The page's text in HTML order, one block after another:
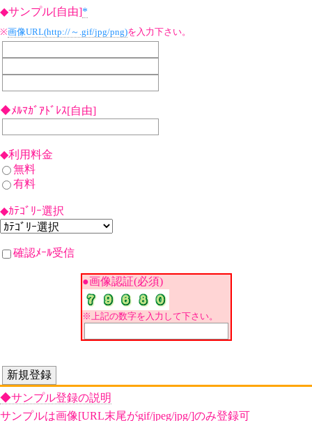
◆サンプル[自由]*
※画像URL(http://～.gif/jpg/png)を入力下さい。
◆ﾒﾙﾏｶﾞｱﾄﾞﾚｽ[自由]
◆利用料金
無料
有料
◆ｶﾃｺﾞﾘｰ選択
確認ﾒｰﾙ受信
●画像認証(必須)
※上記の数字を入力して下さい。
◆サンプル登録の説明
サンプルは画像[URL末尾がgif/jpeg/jpg/]のみ登録可